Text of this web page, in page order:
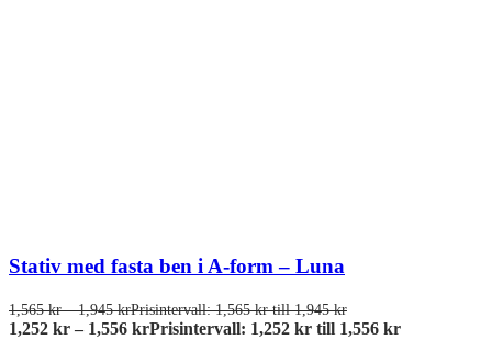
Stativ med fasta ben i A-form – Luna
1,565kr – 1,945krPrisintervall: 1,565 kr till 1,945 kr
1,252 kr – 1,556 krPrisintervall: 1,252 kr till 1,556 kr